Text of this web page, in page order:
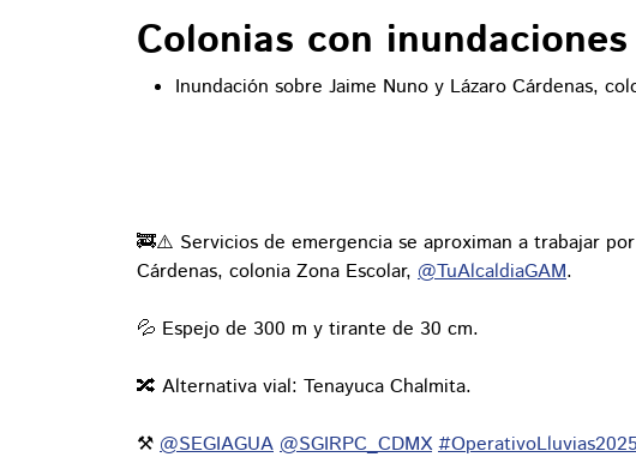
Colonias con inundaciones
Inundación sobre Jaime Nuno y Lázaro Cárdenas,
🚒⚠️ Servicios de emergencia se aproximan a trabajar
Cárdenas, colonia Zona Escolar, @TuAlcaldiaGAM.
💦 Espejo de 300 m y tirante de 30 cm.
🔀 Alternativa vial: Tenayuca Chalmita.
⚒️ @SEGIAGUA @SGIRPC_CDMX